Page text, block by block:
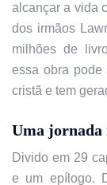
alcançar a vida
dos irmãos
milhões de
essa obra pode
cristã e tem
Uma
Divido em 29
e um epílogo.